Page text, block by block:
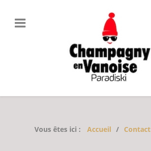
Vous êtes ici : Accueil Contact